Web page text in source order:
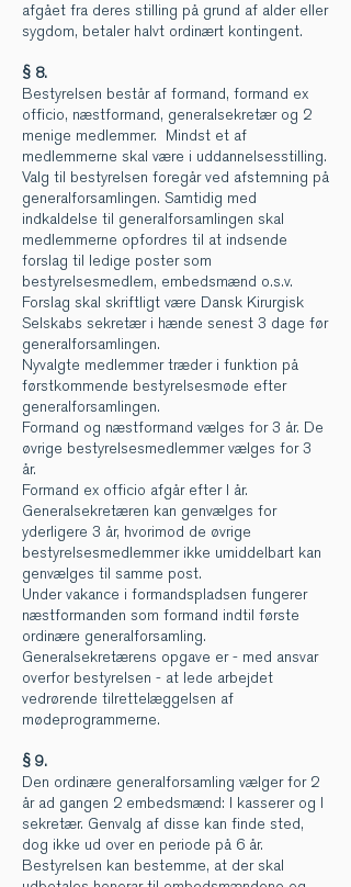
afgået fra deres stilling på grund af alder eller
sygdom, betaler halvt ordinært kontingent.
§ 8.
Bestyrelsen består af formand, formand ex
officio, næstformand, generalsekretær og 2
menige medlemmer. Mindst et af
medlemmerne skal være i uddannelsesstilling.
Valg til bestyrelsen foregår ved afstemning på
generalforsamlingen. Samtidig med
indkaldelse til generalforsamlingen skal
medlemmerne opfordres til at indsende
forslag til ledige poster som
bestyrelsesmedlem, embedsmænd o.s.v.
Forslag skal skriftligt være Dansk Kirurgisk
Selskabs sekretær i hænde senest 3 dage før
generalforsamlingen.
Nyvalgte medlemmer træder i funktion på
førstkommende bestyrelsesmøde efter
generalforsamlingen.
Formand og næstformand vælges for 3 år. De
øvrige bestyrelsesmedlemmer vælges for 3
år.
Formand ex officio afgår efter l år.
Generalsekretæren kan genvælges for
yderligere 3 år, hvorimod de øvrige
bestyrelsesmedlemmer ikke umiddelbart kan
genvælges til samme post.
Under vakance i formandspladsen fungerer
næstformanden som formand indtil første
ordinære generalforsamling.
Generalsekretærens opgave er - med ansvar
overfor bestyrelsen - at lede arbejdet
vedrørende tilrettelæggelsen af
mødeprogrammerne.
§ 9.
Den ordinære generalforsamling vælger for 2
år ad gangen 2 embedsmænd: l kasserer og l
sekretær. Genvalg af disse kan finde sted,
dog ikke ud over en periode på 6 år.
Bestyrelsen kan bestemme, at der skal